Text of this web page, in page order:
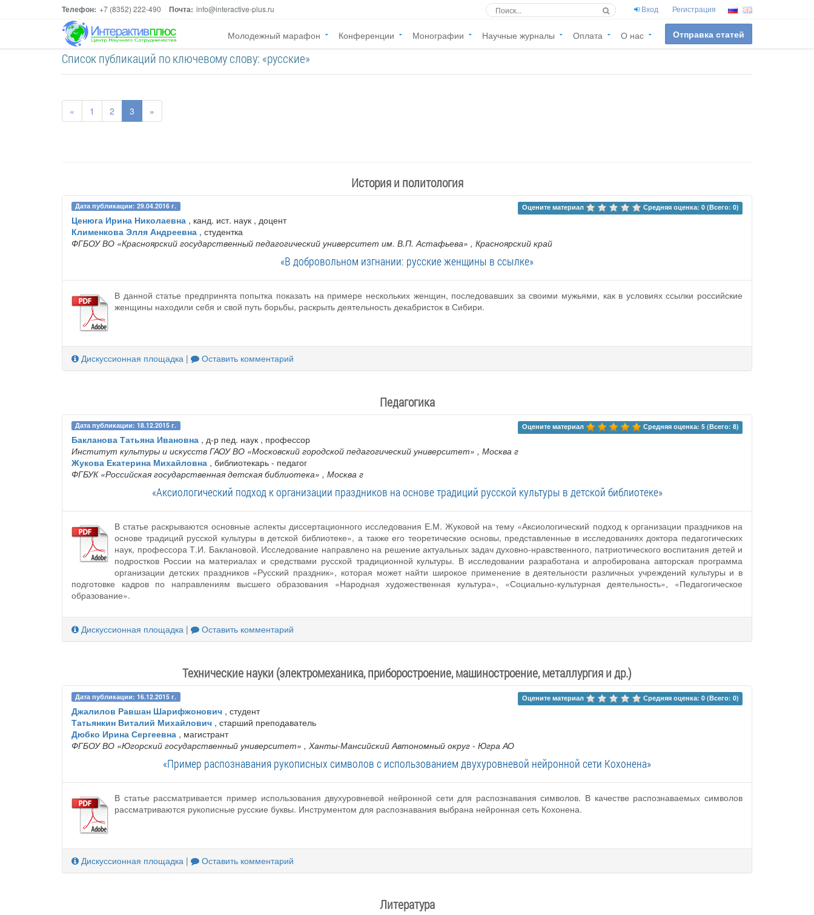
Телефон: +7 (8352) 222-490 Почта: info@interactive-plus.ru Вход Регистрация
Молодежный марафон Конференции Монографии Научные журналы Оплата О нас Отправка статей
Список публикаций по ключевому слову: «русские»
« 1 2 3 »
История и политология
Дата публикации: 29.04.2016 г. Оцените материал Средняя оценка: 0 (Всего: 0)
Ценюга Ирина Николаевна , канд. ист. наук , доцент
Клименкова Элля Андреевна , студентка
ФГБОУ ВО «Красноярский государственный педагогический университет им. В.П. Астафьева» , Красноярский край
«В добровольном изгнании: русские женщины в ссылке»
В данной статье предпринята попытка показать на примере нескольких женщин, последовавших за своими мужьями, как в условиях ссылки российские
женщины находили себя и свой путь борьбы, раскрыть деятельность декабристок в Сибири.
Дискуссионная площадка | Оставить комментарий
Педагогика
Дата публикации: 18.12.2015 г. Оцените материал Средняя оценка: 5 (Всего: 8)
Бакланова Татьяна Ивановна , д-р пед. наук , профессор
Институт культуры и искусств ГАОУ ВО «Московский городской педагогический университет» , Москва г
Жукова Екатерина Михайловна , библиотекарь - педагог
ФГБУК «Российская государственная детская библиотека» , Москва г
«Аксиологический подход к организации праздников на основе традиций русской культуры в детской библиотеке»
В статье раскрываются основные аспекты диссертационного исследования Е.М. Жуковой на тему «Аксиологический подход к организации праздников на
основе традиций русской культуры в детской библиотеке», а также его теоретические основы, представленные в исследованиях доктора педагогических
наук, профессора Т.И. Баклановой. Исследование направлено на решение актуальных задач духовно-нравственного, патриотического воспитания детей и
подростков России на материалах и средствами русской традиционной культуры. В исследовании разработана и апробирована авторская программа
организации детских праздников «Русский праздник», которая может найти широкое применение в деятельности различных учреждений культуры и в
подготовке кадров по направлениям высшего образования «Народная художественная культура», «Социально-культурная деятельность», «Педагогическое
образование».
Дискуссионная площадка | Оставить комментарий
Технические науки (электромеханика, приборостроение, машиностроение, металлургия и др.)
Дата публикации: 16.12.2015 г. Оцените материал Средняя оценка: 0 (Всего: 0)
Джалилов Равшан Шарифжонович , студент
Татьянкин Виталий Михайлович , старший преподаватель
Дюбко Ирина Сергеевна , магистрант
ФГБОУ ВО «Югорский государственный университет» , Ханты-Мансийский Автономный округ - Югра АО
«Пример распознавания рукописных символов с использованием двухуровневой нейронной сети Кохонена»
В статье рассматривается пример использования двухуровневой нейронной сети для распознавания символов. В качестве распознаваемых символов
рассматриваются рукописные русские буквы. Инструментом для распознавания выбрана нейронная сеть Кохонена.
Дискуссионная площадка | Оставить комментарий
Литература